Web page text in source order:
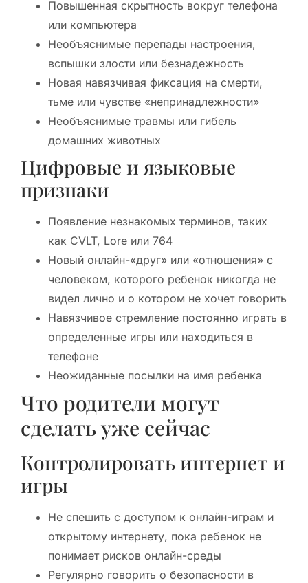
Повышенная скрытность вокруг телефона
или компьютера
Необъяснимые перепады настроения,
вспышки злости или безнадежность
Новая навязчивая фиксация на смерти,
тьме или чувстве «непринадлежности»
Необъяснимые травмы или гибель
домашних животных
Цифровые и языковые
признаки
Появление незнакомых терминов, таких
как CVLT, Lore или 764
Новый онлайн-«друг» или «отношения» с
человеком, которого ребенок никогда не
видел лично и о котором не хочет говорить
Навязчивое стремление постоянно играть в
определенные игры или находиться в
телефоне
Неожиданные посылки на имя ребенка
Что родители могут
сделать уже сейчас
Контролировать интернет и
игры
Не спешить с доступом к онлайн-играм и
открытому интернету, пока ребенок не
понимает рисков онлайн-среды
Регулярно говорить о безопасности в